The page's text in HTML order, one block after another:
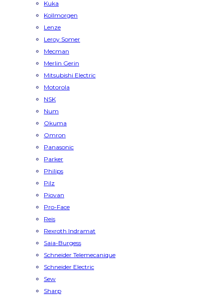
Kuka
Kollmorgen
Lenze
Leroy Somer
Mecman
Merlin Gerin
Mitsubishi Electric
Motorola
NSK
Num
Okuma
Omron
Panasonic
Parker
Philips
Pilz
Piovan
Pro-Face
Reis
Rexroth Indramat
Saia-Burgess
Schneider Telemecanique
Schneider Electric
Sew
Sharp